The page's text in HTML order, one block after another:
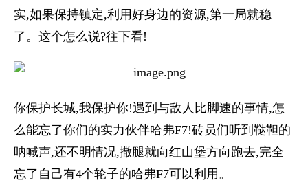
实,如果保持镇定,利用好身边的资源,第一局就稳
了。这个怎么说?往下看!
你保护长城,我保护你!遇到与敌人比脚速的事情,怎
么能忘了你们的实力伙伴哈弗F7!砖员们听到鞑靼的
呐喊声,还不明情况,撒腿就向红山堡方向跑去,完全
忘了自己有4个轮子的哈弗F7可以利用。